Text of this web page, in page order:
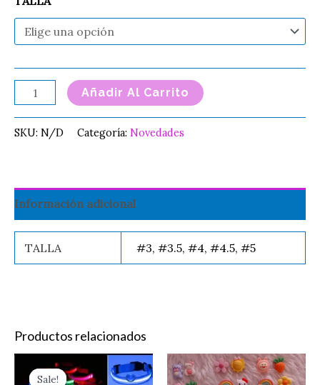
Añadir Al Carrito
SKU: N/D Categoría: Novedades
Información adicional
TALLA #3, #3.5, #4, #4.5, #5
Productos relacionados
Sale!
Sale!
Original
price
Current
price
EsteCharms